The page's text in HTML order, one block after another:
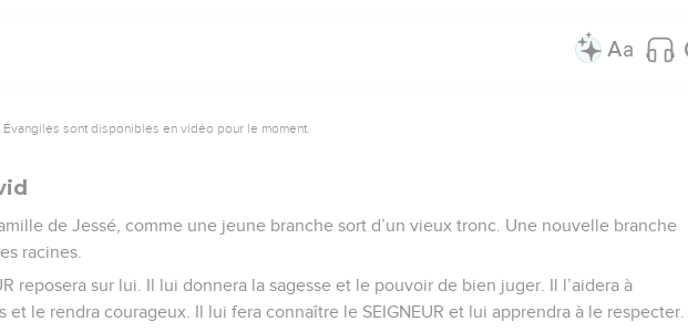
sont disponibles en vidéo pour le moment.
de Jessé, comme une jeune branche sort d’un vieux tronc. Une nouvelle branche
racines.
reposera sur lui. Il lui donnera la sagesse et le pouvoir de bien juger. Il l’aidera à
et le rendra courageux. Il lui fera connaître le SEIGNEUR et lui apprendra à le respecter.